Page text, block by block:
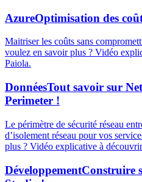
AzureOptimisation des
Maitriser les coûts sans
voulez en savoir plus ? Vidéo
Paiola.
DonnéesTout savoir sur
Perimeter !
Le périmètre de sécurité réseau
d’isolement réseau pour vos
plus ? Vidéo explicative à
DéveloppementConstruire